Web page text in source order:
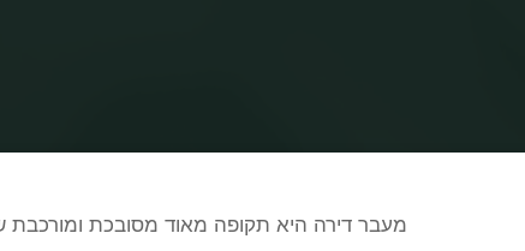
מעבר דירה היא תקופה מאוד מסובכת